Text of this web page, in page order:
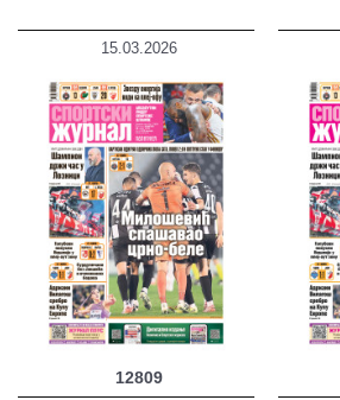
15.03.2026
12809